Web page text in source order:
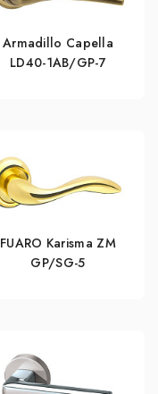
Armadillo Capella
LD40-1AB/GP-7
FUARO Karisma ZM
GP/SG-5